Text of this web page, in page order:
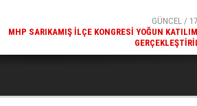
GÜNCEL /
MHP SARIKAMIŞ İLÇE KONGRESI YOĞUN